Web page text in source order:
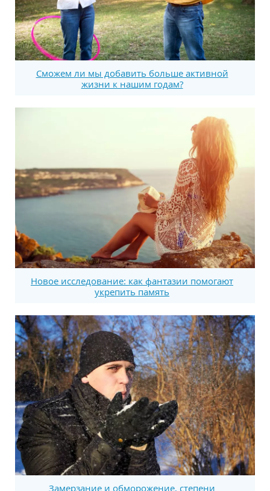
Сможем ли мы добавить больше активной
жизни к нашим годам?
Новое исследование: как фантазии помогают
укрепить память
Замерзание и обморожение, степени